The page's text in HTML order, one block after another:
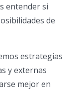
entender si
de
estrategias
y externas
mejor en